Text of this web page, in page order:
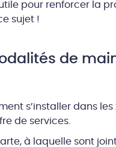
pour renforcer la
sujet !
de
s’installer dans
de services.
à laquelle sont